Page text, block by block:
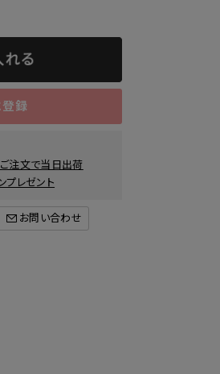
注文で当日出荷
プレゼント